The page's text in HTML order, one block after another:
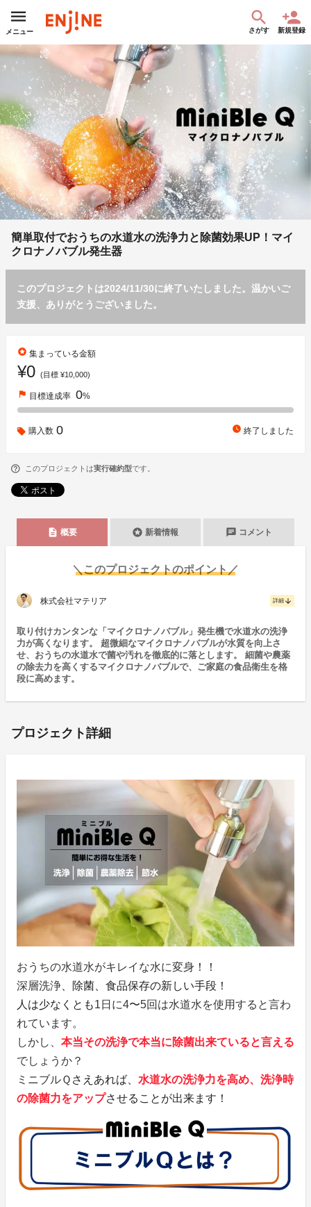
メニュー さがす 新規登録
簡単取付でおうちの水道水の洗浄力と除菌効果UP！マイ
クロナノバブル発生器
このプロジェクトは2024/11/30に終了いたしました。温かいご
支援、ありがとうございました。
stars 集まっている金額
¥0 (目標 ¥10,000)
flag 目標達成率 0%
購入数 0 watch_later 終了しました
このプロジェクトは実行確約型です。
description 概要 stars 新着情報 chat コメント
＼このプロジェクトのポイント／
株式会社マテリア 詳細 arrow_downward
取り付けカンタンな「マイクロナノバブル」発生機で水道水の洗浄
力が高くなります。 超微細なマイクロナノバブルが水質を向上さ
せ、おうちの水道水で菌や汚れを徹底的に落とします。 細菌や農薬
の除去力を高くするマイクロナノバブルで、ご家庭の食品衛生を格
段に高めます。
プロジェクト詳細
おうちの水道水がキレイな水に変身 ！！
深層洗浄 、除菌、食品保存の新しい手段！
人は少なくとも1日に4〜5回は水道水を使用すると言わ
れています。
しかし、 本当その洗浄で本当に除菌出来ていると言える
でしょうか？
ミニブルＱ さえあれば、 水道水の洗浄力を高め、洗浄時
の除菌力をアップさせることが出来ます！